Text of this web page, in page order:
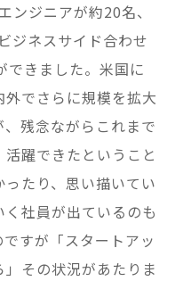
ジニアが約20名、
ジネスサイド合わせ
できました。米国に
でさらに規模を拡大
残念ながらこれまで
躍できたということ
たり、思い描いてい
社員が出ているのも
すが「スタートアッ
その状況があたりま